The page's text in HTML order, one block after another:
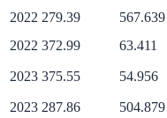
2022 279.39 567.639
2022 372.99 63.411
2023 375.55 54.956
2023 287.86 504.879